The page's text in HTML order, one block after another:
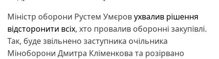
Міністр оборони Рустем Умєровухвалив рішення
відсторонити всіх, хто провалив оборонні закупівлі.
Так, буде звільнено заступника очільника
Міноборони Дмитра Кліменкова та розірвано